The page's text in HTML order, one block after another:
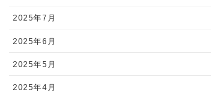
2025年7月
2025年6月
2025年5月
2025年4月